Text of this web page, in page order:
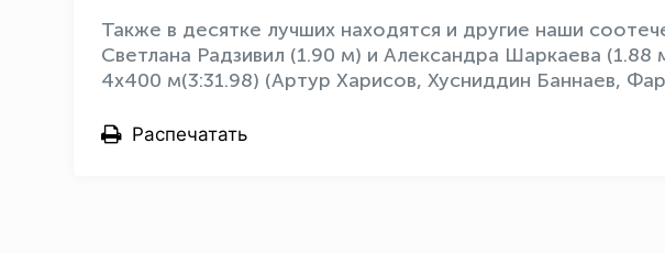
Также в десятке лучших находятся и другие наши
Светлана Радзивил (1.90 м) и Александра Шаркаева
4х400 м(3:31.98) (Артур Харисов, Хусниддин Баннаев,
Распечатать